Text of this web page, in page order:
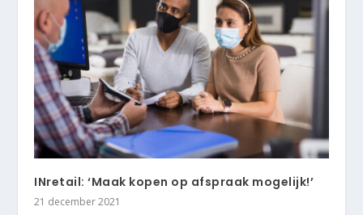
INretail: ‘Maak kopen op afspraak mogelijk!’
21 december 2021